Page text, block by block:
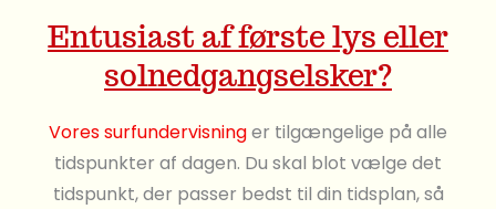
Entusiast af første lys eller
solnedgangselsker?
Vores surfundervisninger tilgængelige på alle
tidspunkter af dagen. Du skal blot vælge det
tidspunkt, der passer bedst til din tidsplan, så